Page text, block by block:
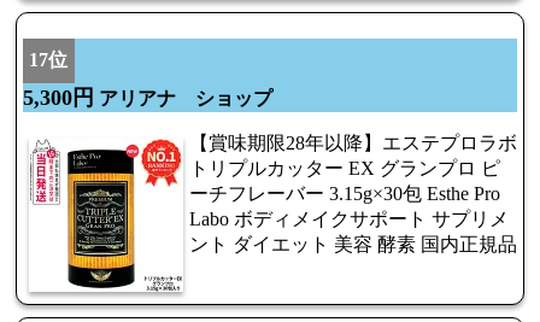
17位
5,300円 アリアナ ショップ
【賞味期限28年以降】エステプロラボ
トリプルカッター EX グランプロ ピ
ーチフレーバー 3.15g×30包 Esthe Pro
Labo ボディメイクサポート サプリメ
ント ダイエット 美容 酵素 国内正規品